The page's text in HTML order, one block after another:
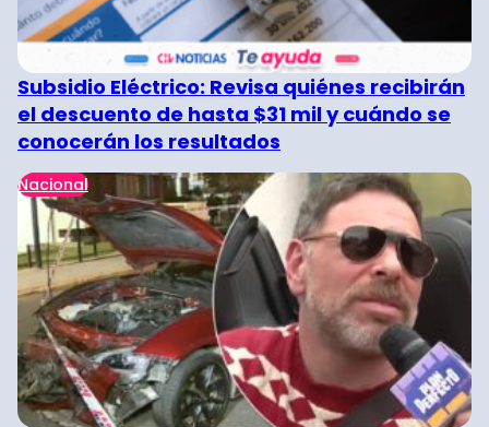
Subsidio Eléctrico: Revisa quiénes recibirán
el descuento de hasta $31 mil y cuándo se
conocerán los resultados
Nacional